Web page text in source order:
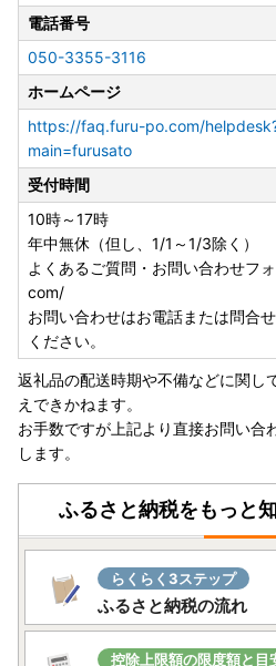
電話番号
050-3355-3116
ホームページ
https://faq.furu-po.com/
main=furusato
受付時間
10時～17時
年中無休（但し、1/1～1/3除く）
よくあるご質問・お問い合わせ
com/
お問い合わせはお電話または問合
ください。
返礼品の配送時期や不備などに関し
えできかねます。
お手数ですが上記より直接お問い合
します。
ふるさと納税をもっと
らくらく3ステップ
ふるさと納税の流れ
控除上限額の限度額と目